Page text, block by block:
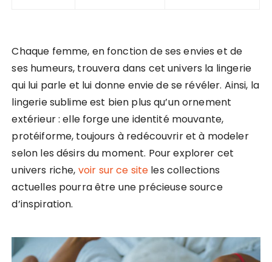
Chaque femme, en fonction de ses envies et de
ses humeurs, trouvera dans cet univers la lingerie
qui lui parle et lui donne envie de se révéler. Ainsi, la
lingerie sublime est bien plus qu’un ornement
extérieur : elle forge une identité mouvante,
protéiforme, toujours à redécouvrir et à modeler
selon les désirs du moment. Pour explorer cet
univers riche, voir sur ce site les collections
actuelles pourra être une précieuse source
d’inspiration.